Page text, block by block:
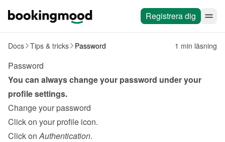
Registrera dig
Docs Tips & tricks Password 1 min läsning
Password
You can always change your password under your
profile settings.
Change your password
Click on your profile icon.
Click on Authentication.